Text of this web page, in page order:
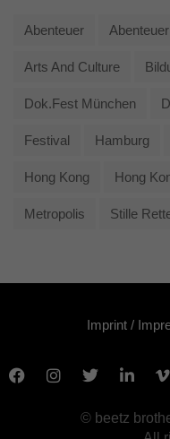
Abenteuer Abenteuer
Arts And Culture
Dok.fest München
Festival Hamburg
Hong Kong Hong
Metropolis Stille
Imprint /
© beetz